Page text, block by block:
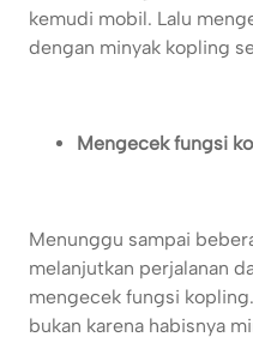
kemudi mobil. Lalu
dengan minyak kopling
Mengecek fungsi
Menunggu sampai
melanjutkan perjalanan
mengecek fungsi
bukan karena habisnya